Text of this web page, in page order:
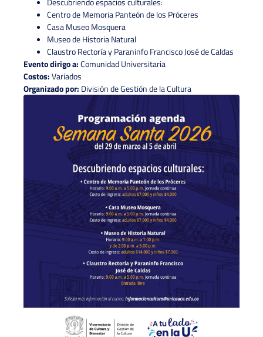
Centro de Memoria Panteón de los Próceres
Casa Museo Mosquera
Museo de Historia Natural
Claustro Rectoría y Paraninfo Francisco José de Caldas
Evento dirigo a:Comunidad Universitaria
Costos:Variados
Organizado por: División de Gestión de la Cultura